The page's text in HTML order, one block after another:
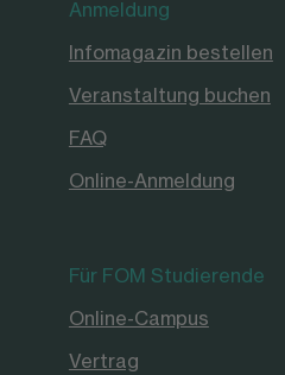
Anmeldung
Infomagazin bestellen
Veranstaltung buchen
FAQ
Online-Anmeldung
Für FOM Studierende
Online-Campus
Vertrag